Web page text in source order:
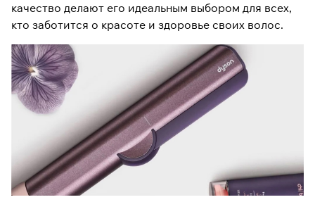
качество делают его идеальным выбором для всех,
кто заботится о красоте и здоровье своих волос.